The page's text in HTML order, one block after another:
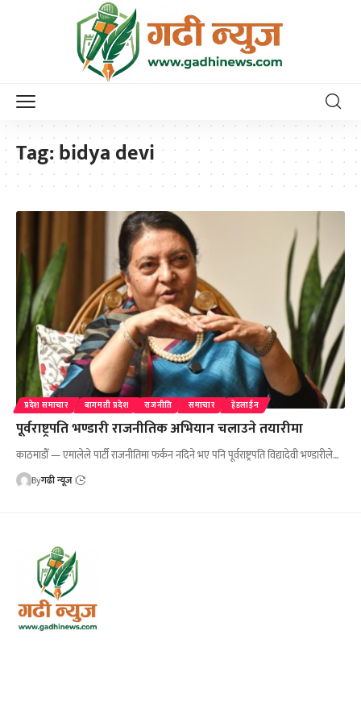
Tag:bidya devi
प्रदेश समाचार बागमती प्रदेश राजनीति समाचार हेडलाईन
पूर्वराष्ट्रपति भण्डारी राजनीतिक अभियान चलाउने तयारीमा
काठमाडौँ — एमालेले पार्टी राजनीतिमा फर्कन नदिने भए पनि पूर्वराष्ट्रपति विद्यादेवी भण्डारीले…
Byगढी न्यूज